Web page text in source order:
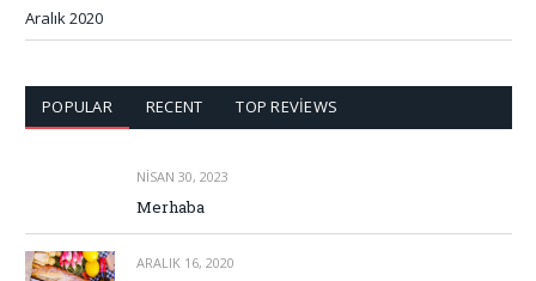
Aralık 2020
POPULAR RECENT TOP REVIEWS
NISAN 30, 2023
Merhaba
ARALIK 16, 2020